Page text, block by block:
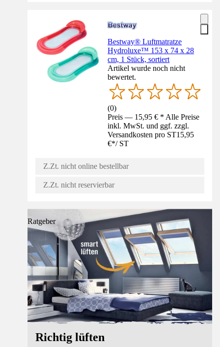
Bestway® Luftmatratze
Hydroluxe™ 153 x 74 x 28
cm, 1 Stück, sortiert
Artikel wurde noch nicht
bewertet.
(0)
Preis — 15,95 € * Alle Preise
inkl. MwSt. und ggf. zzgl.
Versandkosten pro ST15,95
€*/ ST
Z.Zt. nicht online bestellbar
Z.Zt. nicht reservierbar
Ratgeber
Richtig lüften